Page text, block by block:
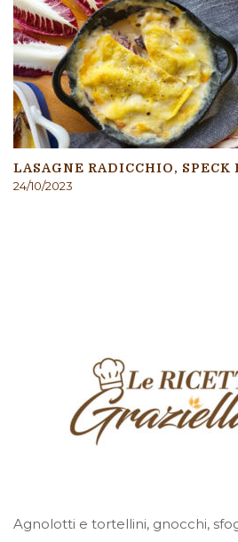
LASAGNE RADICCHIO, SPECK
24/10/2023
Agnolotti e tortellini, gnocchi,